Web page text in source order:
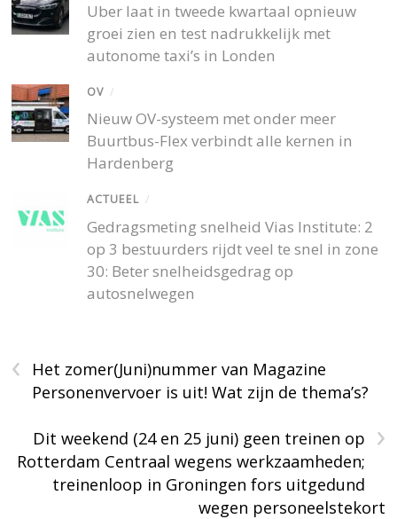
Uber laat in tweede kwartaal opnieuw
groei zien en test nadrukkelijk met
autonome taxi’s in Londen
OV /
Nieuw OV-systeem met onder meer
Buurtbus-Flex verbindt alle kernen in
Hardenberg
ACTUEEL /
Gedragsmeting snelheid Vias Institute: 2
op 3 bestuurders rijdt veel te snel in zone
30: Beter snelheidsgedrag op
autosnelwegen
‹
Het zomer(Juni)nummer van Magazine
Personenvervoer is uit! Wat zijn de thema’s?
›
Dit weekend (24 en 25 juni) geen treinen op
Rotterdam Centraal wegens werkzaamheden;
treinenloop in Groningen fors uitgedund
wegen personeelstekort